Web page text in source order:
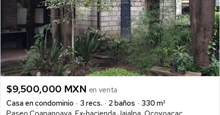
$9,500,000 MXN en venta
Casa en condominio
3 recs. 2 baños
330 m²